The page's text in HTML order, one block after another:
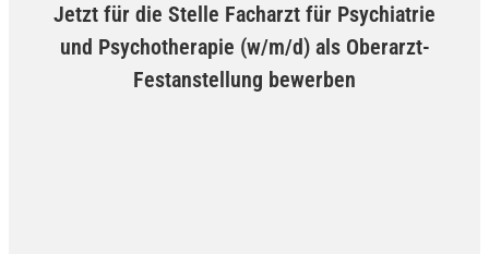
Jetzt für die Stelle Facharzt für Psychiatrie
und Psychotherapie (w/m/d) als Oberarzt-
Festanstellung bewerben